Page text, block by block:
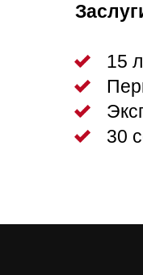
ооо 15
ооо
ооо
ооо 30